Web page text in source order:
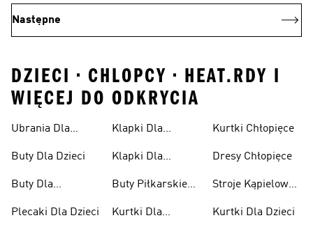
Następne
DZIECI • CHLOPCY • HEAT.RDY I
WIĘCEJ DO ODKRYCIA
Ubrania Dla
Buty Dla Dzieci
Buty Dla
Plecaki Dla Dzieci
Klapki Dla
Klapki Dla
Buty Piłkarskie
Kurtki Dla
Kurtki Chłopięce
Dresy Chłopięce
Stroje Kąpielowe
Kurtki Dla Dzieci